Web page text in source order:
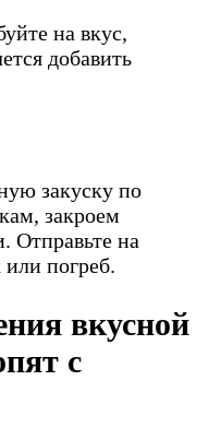
на вкус,
добавить
закуску по
закроем
Отправьте на
погреб.
вкусной
с